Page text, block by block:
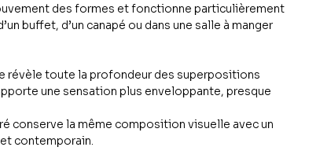
des formes et fonctionne particulièrement
buffet, d’un canapé ou dans une salle à manger
révèle toute la profondeur des superpositions
une sensation plus enveloppante, presque
conserve la même composition visuelle avec un
contemporain.